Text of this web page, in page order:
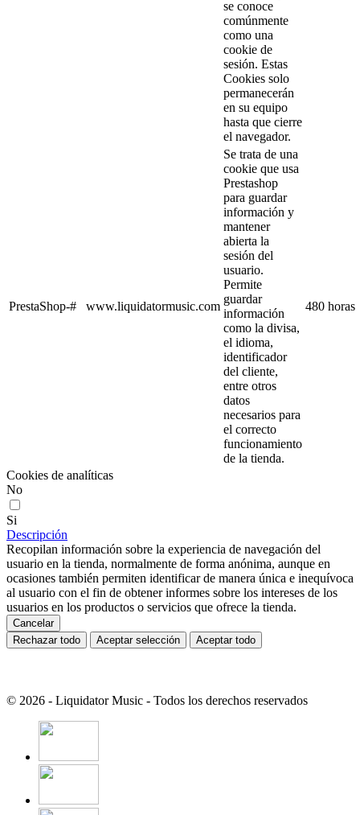
se conoce
comúnmente
como una
cookie de
sesión. Estas
Cookies solo
permanecerán
en su equipo
hasta que cierre
el navegador.
PrestaShop-# www.liquidatormusic.com
Se trata de una
cookie que usa
Prestashop
para guardar
información y
mantener
abierta la
sesión del
usuario.
Permite
guardar
información
como la divisa,
el idioma,
identificador
del cliente,
entre otros
datos
necesarios para
el correcto
funcionamiento
de la tienda.
480 horas
Cookies de analíticas
No
Si
Descripción
Recopilan información sobre la experiencia de navegación del
usuario en la tienda, normalmente de forma anónima, aunque en
ocasiones también permiten identificar de manera única e inequívoca
al usuario con el fin de obtener informes sobre los intereses de los
usuarios en los productos o servicios que ofrece la tienda.
Cancelar
Rechazar todo
Aceptar selección Aceptar todo
© 2026 - Liquidator Music - Todos los derechos reservados